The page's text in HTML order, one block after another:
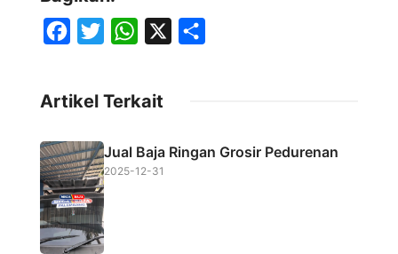
e
b
o
o
k
t
e
W
t
A
Artikel Terkait
Jual Baja Ringan Grosir Pedurenan
2025-12-31